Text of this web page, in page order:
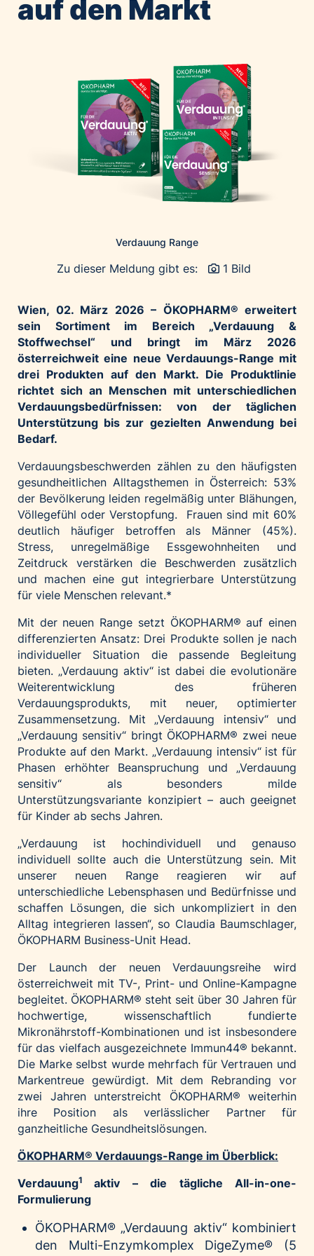
Huawei Consumer Business Group
Kroatische Zentrale für Tourismus
List Holding Gruppe
Ökopharm
Palfinger AG
Polestar
REXEL Austria
Starbucks
Superbrands Austria
Tante Fanny
win2day
Wolt
woom bikes
Kontakt
auf den Markt
Verdauung Range
Zu dieser Meldung gibt es: 1 Bild
Wien, 02. März 2026 – ÖKOPHARM® erweitert
sein Sortiment im Bereich „Verdauung &
Stoffwechsel“ und bringt im März 2026
österreichweit eine neue Verdauungs-Range mit
drei Produkten auf den Markt. Die Produktlinie
richtet sich an Menschen mit unterschiedlichen
Verdauungsbedürfnissen: von der täglichen
Unterstützung bis zur gezielten Anwendung bei
Bedarf.
Verdauungsbeschwerden zählen zu den häufigsten
gesundheitlichen Alltagsthemen in Österreich: 53%
der Bevölkerung leiden regelmäßig unter Blähungen,
Völlegefühl oder Verstopfung. Frauen sind mit 60%
deutlich häufiger betroffen als Männer (45%).
Stress, unregelmäßige Essgewohnheiten und
Zeitdruck verstärken die Beschwerden zusätzlich
und machen eine gut integrierbare Unterstützung
für viele Menschen relevant.*
Mit der neuen Range setzt ÖKOPHARM® auf einen
differenzierten Ansatz: Drei Produkte sollen je nach
individueller Situation die passende Begleitung
bieten. „Verdauung aktiv“ ist dabei die evolutionäre
Weiterentwicklung des früheren
Verdauungsprodukts, mit neuer, optimierter
Zusammensetzung. Mit „Verdauung intensiv“ und
„Verdauung sensitiv“ bringt ÖKOPHARM® zwei neue
Produkte auf den Markt. „Verdauung intensiv“ ist für
Phasen erhöhter Beanspruchung und „Verdauung
sensitiv“ als besonders milde
Unterstützungsvariante konzipiert – auch geeignet
für Kinder ab sechs Jahren.
„Verdauung ist hochindividuell und genauso
individuell sollte auch die Unterstützung sein. Mit
unserer neuen Range reagieren wir auf
unterschiedliche Lebensphasen und Bedürfnisse und
schaffen Lösungen, die sich unkompliziert in den
Alltag integrieren lassen“, so Claudia Baumschlager,
ÖKOPHARM Business-Unit Head.
Der Launch der neuen Verdauungsreihe wird
österreichweit mit TV-, Print- und Online-Kampagne
begleitet. ÖKOPHARM® steht seit über 30 Jahren für
hochwertige, wissenschaftlich fundierte
Mikronährstoff-Kombinationen und ist insbesondere
für das vielfach ausgezeichnete Immun44® bekannt.
Die Marke selbst wurde mehrfach für Vertrauen und
Markentreue gewürdigt. Mit dem Rebranding vor
zwei Jahren unterstreicht ÖKOPHARM® weiterhin
ihre Position als verlässlicher Partner für
ganzheitliche Gesundheitslösungen.
ÖKOPHARM® Verdauungs-Range im Überblick:
Verdauung1 aktiv – die tägliche All-in-one-
Formulierung
ÖKOPHARM® „Verdauung aktiv“ kombiniert
den Multi-Enzymkomplex DigeZyme® (5